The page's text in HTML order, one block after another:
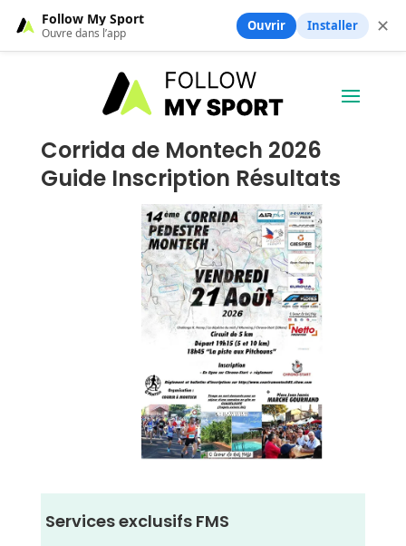
Corrida de Montech 2026
Guide Inscription Résultats
Services exclusifs FMS
Follow My Sport
Ouvre dans l’app Ouvrir Installer ✕